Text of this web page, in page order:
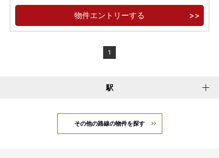
を感じられる立地。
物件エントリーする
1
駅
その他の路線の物件を探す